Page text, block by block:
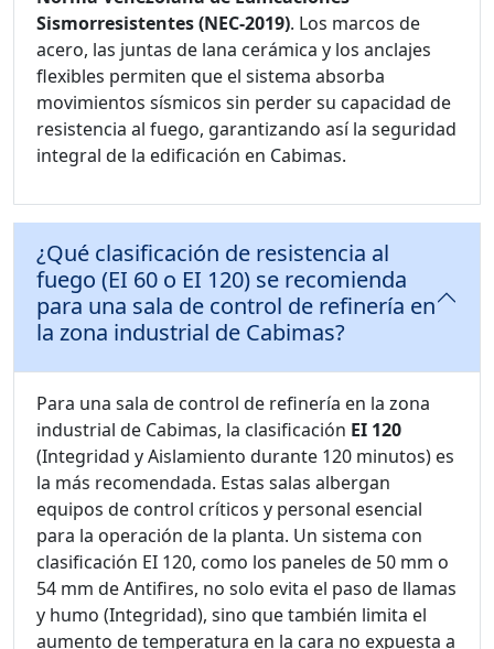
Sismorresistentes (NEC-2019). Los marcos de
acero, las juntas de lana cerámica y los anclajes
flexibles permiten que el sistema absorba
movimientos sísmicos sin perder su capacidad de
resistencia al fuego, garantizando así la seguridad
integral de la edificación en Cabimas.
¿Qué clasificación de resistencia al
fuego (EI 60 o EI 120) se recomienda
para una sala de control de refinería en
la zona industrial de Cabimas?
Para una sala de control de refinería en la zona
industrial de Cabimas, la clasificación EI 120
(Integridad y Aislamiento durante 120 minutos) es
la más recomendada. Estas salas albergan
equipos de control críticos y personal esencial
para la operación de la planta. Un sistema con
clasificación EI 120, como los paneles de 50 mm o
54 mm de Antifires, no solo evita el paso de llamas
y humo (Integridad), sino que también limita el
aumento de temperatura en la cara no expuesta a